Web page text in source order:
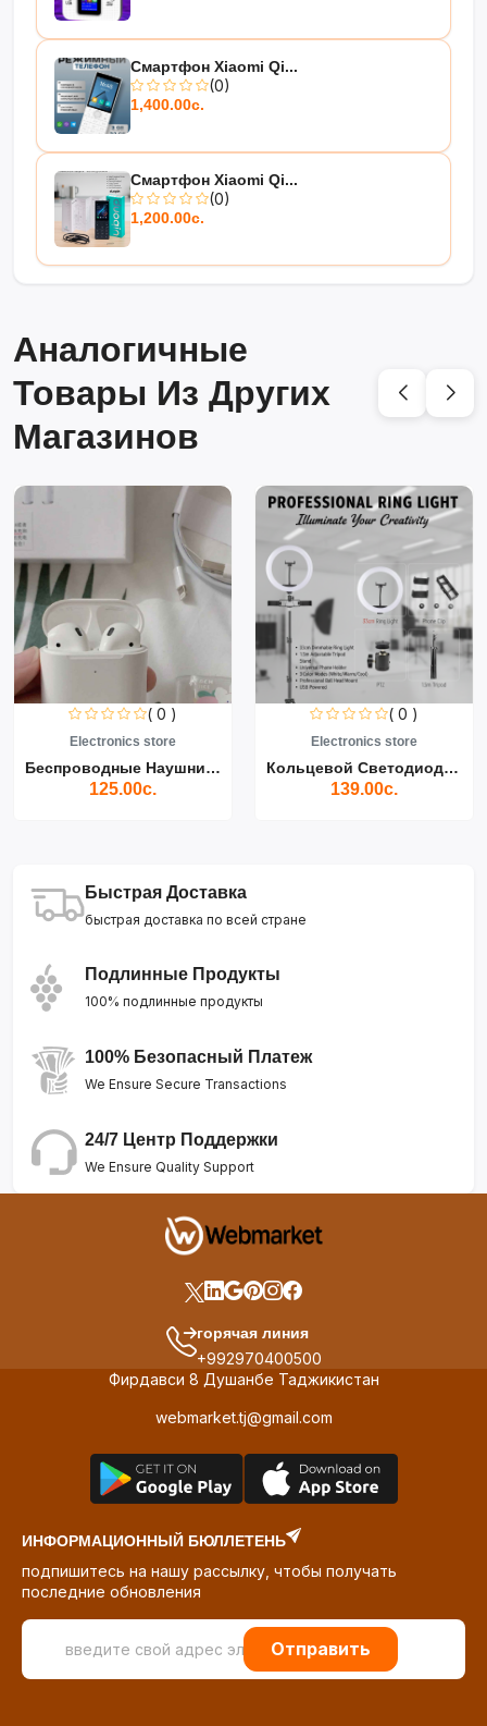
Смартфон Xiaomi Qi...
(0)
1,400.00с.
Смартфон Xiaomi Qi...
(0)
1,200.00с.
Аналогичные
Товары Из Других
Магазинов
( 0 )
Electronics store
Беспроводные Наушники Air...
125.00с.
( 0 )
Electronics store
Кольцевой Светодиодный Св...
139.00с.
Быстрая Доставка
быстрая доставка по всей стране
Подлинные Продукты
100% подлинные продукты
100% Безопасный Платеж
We Ensure Secure Transactions
24/7 Центр Поддержки
We Ensure Quality Support
горячая линия
+992970400500
Фирдавси 8 Душанбе Таджикистан
webmarket.tj@gmail.com
ИНФОРМАЦИОННЫЙ БЮЛЛЕТЕНЬ
подпишитесь на нашу рассылку, чтобы получать
последние обновления
Отправить